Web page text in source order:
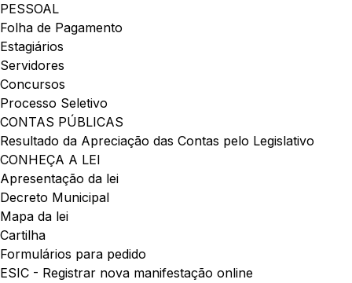
PESSOAL
Folha de Pagamento
Estagiários
Servidores
Concursos
Processo Seletivo
CONTAS PÚBLICAS
Resultado da Apreciação das Contas pelo Legislativo
CONHEÇA A LEI
Apresentação da lei
Decreto Municipal
Mapa da lei
Cartilha
Formulários para pedido
ESIC - Registrar nova manifestação online